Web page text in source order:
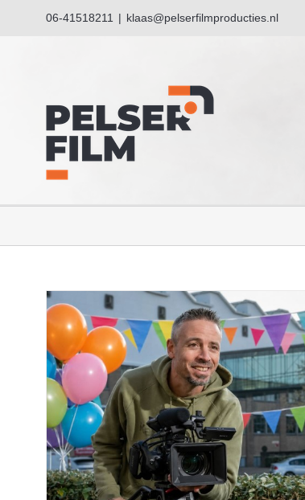
06-41518211 | klaas@pelserfilmproducties.nl
Praktische AI verkenning
Achtergronden en projectnieuws